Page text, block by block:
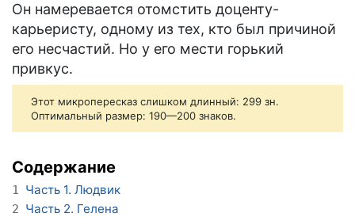
Он намеревается отомстить доценту-
карьеристу, одному из тех, кто был причиной
его несчастий. Но у его мести горький
привкус.
Этот микропересказ слишком длинный: 299 зн.
Оптимальный размер: 190—200 знаков.
Содержание
1 Часть 1. Людвик
2 Часть 2. Гелена